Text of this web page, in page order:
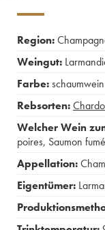
Region:
Weingut:
Farbe:
Rebsorten:
Welcher Wein
poires, Saumon fumé
Appellation:
Eigentümer: